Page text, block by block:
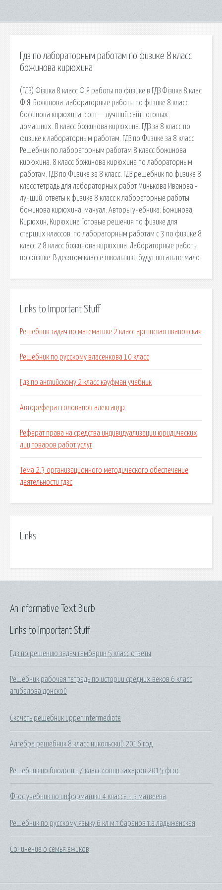
Гдз по лабораторным работам по физике 8 класс
божинова кирюхина
(ГДЗ) Фізика 8 класс Ф.Я работы по физике в ГДЗ Фізика 8 клас
Ф.Я. Божинова. лабораторные работы по физике 8 класс
божинова кирюхина. com — лучший сайт готовых
домашних. 8 класс божинова кирюхина. ГДЗ за 8 класс по
физике к лабораторным работам. ГДЗ по Физике за 8 класс
Решебник по лабораторным работам 8 класс божинова
кирюхина. 8 класс божинова кирюхина по лабораторным
работам. ГДЗ по Физике за 8 класс. ГДЗ решебник по физике 8
класс тетрадь для лабораторных работ Минькова Иванова -
лучший. ответы к физике 8 класс к лабораторные работы
божинова кирюхина. мануал. Авторы учебника: Божинова,
Кирюхин, Кирюхина Готовые решения по физике для
старших классов. по лабораторным работам с 3 по физике 8
класс 2 8 класс божинова кирюхина. Лабораторные работы
по физике. В десятом классе школьники будут писать не мало.
Links to Important Stuff
Решебник задач по математике 2 класс аргинская ивановская
Решебник по русскому власенкова 10 класс
Гдз по английскому 2 класс кауфман учебник
Автореферат голованов александр
Реферат права на средства индивидуализации юридических
лиц товаров работ услуг
Тема 2.3 организационного методического обеспечение
деятельности гдзс
Links
Links to Important Stuff
Гдз по решению задач гамбарин 5 класс ответы
Решебник рабочая тетрадь по истории средних веков 6 класс
агибалова донской
Скачать решебник upper intermediate
Алгебра решебник 8 класс никольский 2016 год
Решебник по биологии 7 класс сонин захаров 2015 фгос
Фгос учебник по информатики 4 класса н в матвеева
Решебник по русскому языку 6 кл м.т.баранов т.а ладыженская
Сочинение о семья ежиков
An Informative Text Blurb